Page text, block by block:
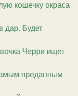
кошечку окраса
дар. Будет
Черри ищет
преданным